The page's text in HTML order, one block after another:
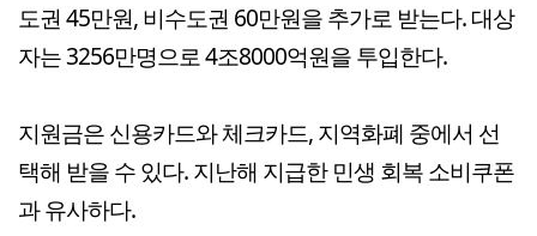
도권 45만원, 비수도권 60만원을 추가로 받는다. 대상
자는 3256만명으로 4조8000억원을 투입한다.
지원금은 신용카드와 체크카드, 지역화폐 중에서 선
택해 받을 수 있다. 지난해 지급한 민생 회복 소비쿠폰
과 유사하다.